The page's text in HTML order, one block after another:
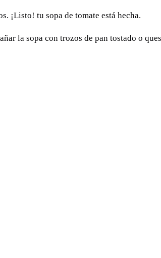
¡Listo! tu sopa de tomate está hecha.
la sopa con trozos de pan tostado o